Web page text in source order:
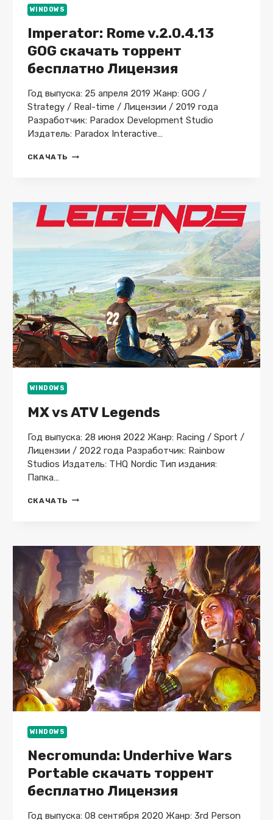
WINDOWS
Imperator: Rome v.2.0.4.13
GOG скачать торрент
бесплатно Лицензия
Год выпуска: 25 апреля 2019 Жанр: GOG /
Strategy / Real-time / Лицензии / 2019 года
Разработчик: Paradox Development Studio
Издатель: Paradox Interactive…
СКАЧАТЬ IMPERATOR:
ТОРРЕНТ
БЕСПЛАТНО
WINDOWS
MX vs ATV Legends
Год выпуска: 28 июня 2022 Жанр: Racing / Sport /
Лицензии / 2022 года Разработчик: Rainbow
Studios Издатель: THQ Nordic Тип издания:
Папка…
СКАЧАТЬ MX
WINDOWS
Necromunda: Underhive Wars
Portable скачать торрент
бесплатно Лицензия
Год выпуска: 08 сентября 2020 Жанр: 3rd Person